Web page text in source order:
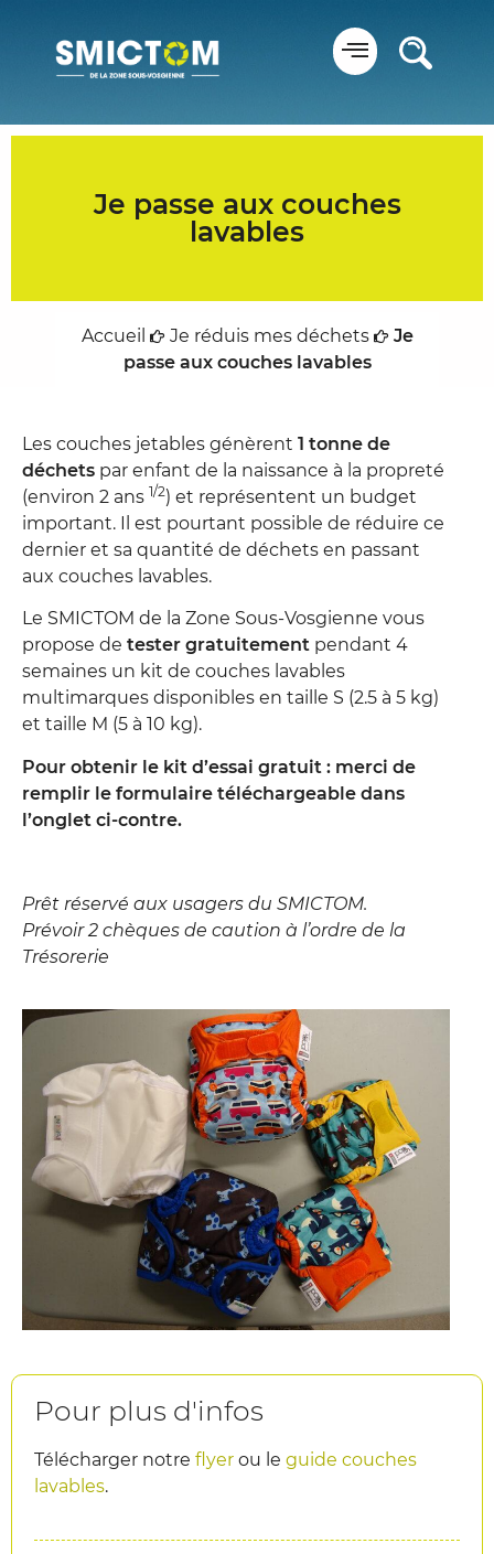
Je passe aux couches
lavables
Accueil Je réduis mes déchets
Je
passe aux couches lavables
Les couches jetables génèrent 1 tonne de
déchets par enfant de la naissance à la propreté
(environ 2 ans 1/2) et représentent un budget
important. Il est pourtant possible de réduire ce
dernier et sa quantité de déchets en passant
aux couches lavables.
Le SMICTOM de la Zone Sous-Vosgienne vous
propose de tester gratuitement pendant 4
semaines un kit de couches lavables
multimarques disponibles en taille S (2.5 à 5 kg)
et taille M (5 à 10 kg).
Pour obtenir le kit d’essai gratuit : merci de
remplir le formulaire téléchargeable dans
l’onglet ci-contre.
Prêt réservé aux usagers du SMICTOM.
Prévoir 2 chèques de caution à l’ordre de la
Trésorerie
Pour plus d'infos
Télécharger notre flyer ou le guide couches
lavables.